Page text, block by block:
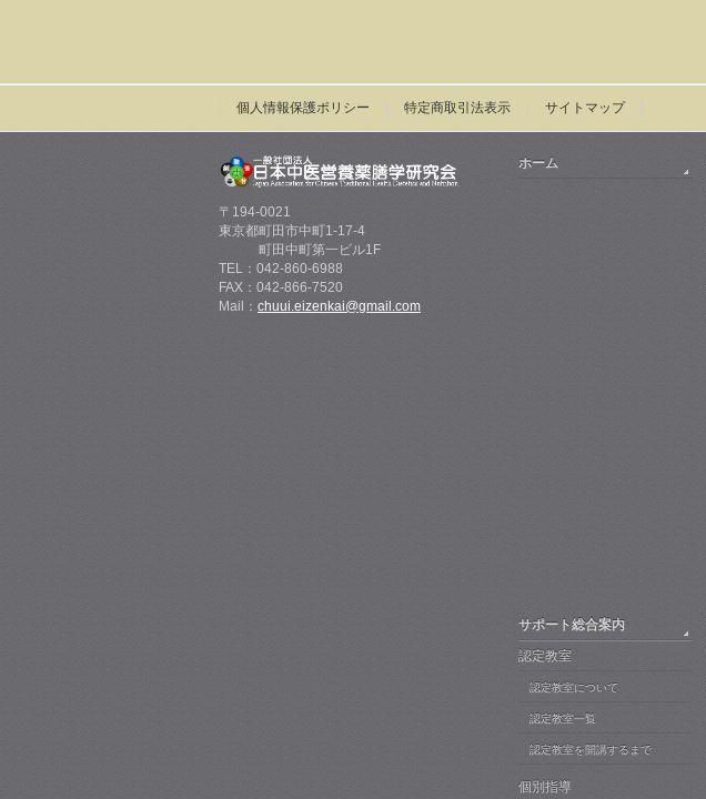
個人情報保護ポリシー 特定商取引法表示 サイトマップ
〒194-0021
東京都町田市中町1-17-4
町田中町第一ビル1F
TEL：042-860-6988
FAX：042-866-7520
Mail： chuui.eizenkai@gmail.com
ホーム
サポート総合案内
認定教室
認定教室について
認定教室一覧
認定教室を開講するまで
個別指導